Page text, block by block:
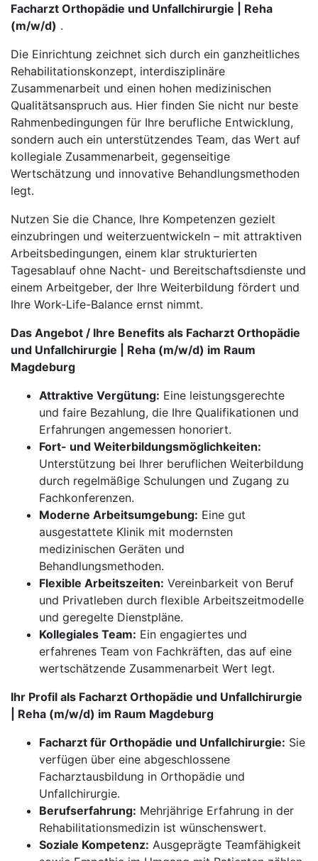
Facharzt Orthopädie und Unfallchirurgie | Reha
(m/w/d) .
Die Einrichtung zeichnet sich durch ein ganzheitliches
Rehabilitationskonzept, interdisziplinäre
Zusammenarbeit und einen hohen medizinischen
Qualitätsanspruch aus. Hier finden Sie nicht nur beste
Rahmenbedingungen für Ihre berufliche Entwicklung,
sondern auch ein unterstützendes Team, das Wert auf
kollegiale Zusammenarbeit, gegenseitige
Wertschätzung und innovative Behandlungsmethoden
legt.
Nutzen Sie die Chance, Ihre Kompetenzen gezielt
einzubringen und weiterzuentwickeln – mit attraktiven
Arbeitsbedingungen, einem klar strukturierten
Tagesablauf ohne Nacht- und Bereitschaftsdienste und
einem Arbeitgeber, der Ihre Weiterbildung fördert und
Ihre Work-Life-Balance ernst nimmt.
Das Angebot / Ihre Benefits als Facharzt Orthopädie
und Unfallchirurgie | Reha (m/w/d) im Raum
Magdeburg
Attraktive Vergütung: Eine leistungsgerechte
und faire Bezahlung, die Ihre Qualifikationen und
Erfahrungen angemessen honoriert.
Fort- und Weiterbildungsmöglichkeiten:
Unterstützung bei Ihrer beruflichen Weiterbildung
durch regelmäßige Schulungen und Zugang zu
Fachkonferenzen.
Moderne Arbeitsumgebung: Eine gut
ausgestattete Klinik mit modernsten
medizinischen Geräten und
Behandlungsmethoden.
Flexible Arbeitszeiten: Vereinbarkeit von Beruf
und Privatleben durch flexible Arbeitszeitmodelle
und geregelte Dienstpläne.
Kollegiales Team: Ein engagiertes und
erfahrenes Team von Fachkräften, das auf eine
wertschätzende Zusammenarbeit Wert legt.
Ihr Profil als Facharzt Orthopädie und Unfallchirurgie
| Reha (m/w/d) im Raum Magdeburg
Facharzt für Orthopädie und Unfallchirurgie: Sie
verfügen über eine abgeschlossene
Facharztausbildung in Orthopädie und
Unfallchirurgie.
Berufserfahrung: Mehrjährige Erfahrung in der
Rehabilitationsmedizin ist wünschenswert.
Soziale Kompetenz: Ausgeprägte Teamfähigkeit